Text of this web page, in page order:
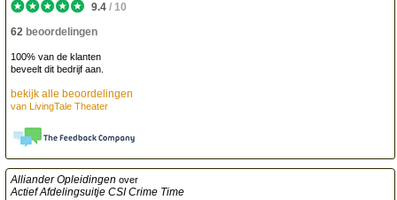
9.4 / 10
62 beoordelingen
100% van de klanten
beveelt dit bedrijf aan.
bekijk alle beoordelingen
van LivingTale Theater
Alliander Opleidingen over
Actief Afdelingsuitje CSI Crime Time